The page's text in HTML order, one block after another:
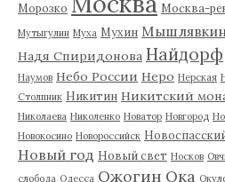
Морозко Москва-
Мутыгулин Муха Мухин
Надя Спиридонова Найдорф
Наумов Небо России Неро Нерская
Столпник Никитин Никитский
Николаева Николенко Новатор Новгород
Новокосино Новороссийск
Новый год Новый свет Носков
слобода Одесса Ожогин Ока